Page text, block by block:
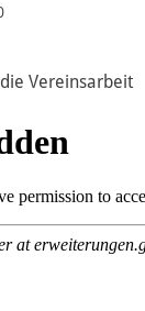
Vereinsarbeit